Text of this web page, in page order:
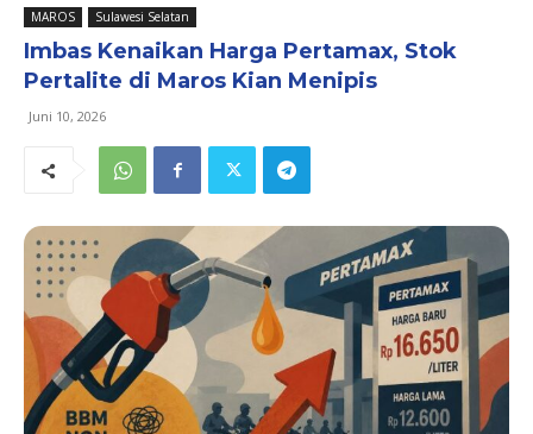
MAROS Sulawesi Selatan
Imbas Kenaikan Harga Pertamax, Stok
Pertalite di Maros Kian Menipis
Juni 10, 2026